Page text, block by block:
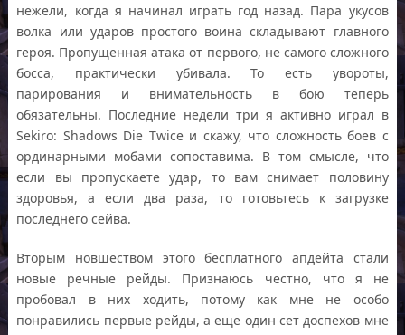
нежели, когда я начинал играть год назад. Пара укусов
волка или ударов простого воина складывают главного
героя. Пропущенная атака от первого, не самого сложного
босса, практически убивала. То есть увороты,
парирования и внимательность в бою теперь
обязательны. Последние недели три я активно играл в
Sekiro: Shadows Die Twice и скажу, что сложность боев с
ординарными мобами сопоставима. В том смысле, что
если вы пропускаете удар, то вам снимает половину
здоровья, а если два раза, то готовьтесь к загрузке
последнего сейва.
Вторым новшеством этого бесплатного апдейта стали
новые речные рейды. Признаюсь честно, что я не
пробовал в них ходить, потому как мне не особо
понравились первые рейды, а еще один сет доспехов мне